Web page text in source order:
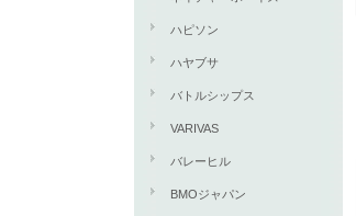
ハピソン
ハヤブサ
バトルシップス
VARIVAS
バレーヒル
BMOジャパン